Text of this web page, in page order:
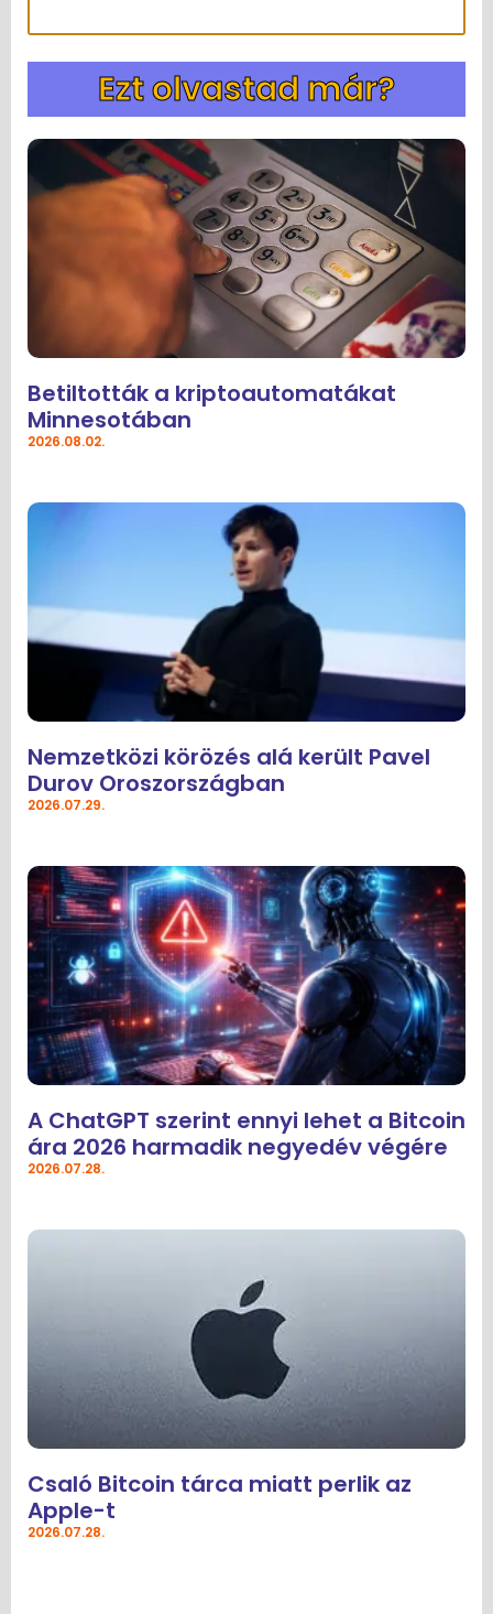
Ezt olvastad már?
Betiltották a kriptoautomatákat
Minnesotában
2026.08.02.
Nemzetközi körözés alá került Pavel
Durov Oroszországban
2026.07.29.
A ChatGPT szerint ennyi lehet a Bitcoin
ára 2026 harmadik negyedév végére
2026.07.28.
Csaló Bitcoin tárca miatt perlik az
Apple-t
2026.07.28.